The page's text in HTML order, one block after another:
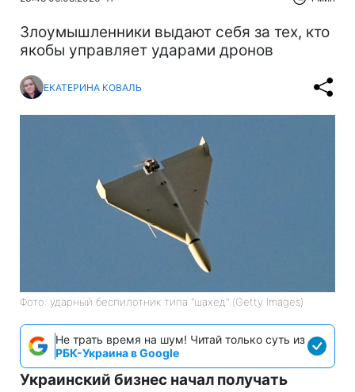
Злоумышленники выдают себя за тех, кто
якобы управляет ударами дронов
ЕКАТЕРИНА КОВАЛЬ
Фото: ударный беспилотник типа "шахед" (Getty Images)
Не трать время на шум! Читай только суть из
РБК-Украина в Google
Украинский бизнес начал получать